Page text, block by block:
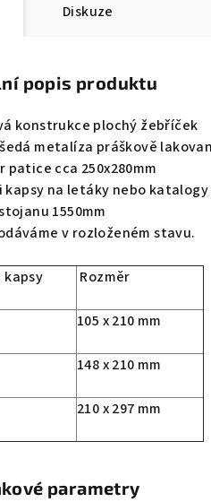
Diskuze
popis produktu
konstrukce plochý žebříček
metalíza práškově
patice cca 250x280mm
kapsy na letáky nebo
1550mm
v rozloženém stavu.
kapsy Rozměr
105 x 210 mm
148 x 210 mm
210 x 297 mm
parametry